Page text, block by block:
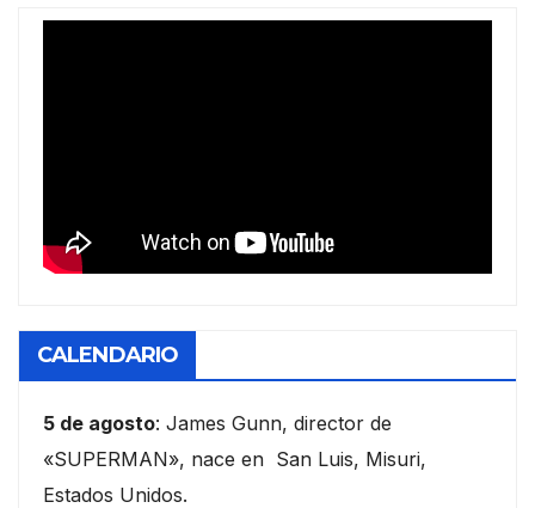
CALENDARIO
5 de agosto: James Gunn, director de
«SUPERMAN», nace en San Luis, Misuri,
Estados Unidos.